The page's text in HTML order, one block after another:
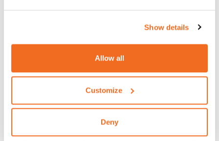
Show details
Allow all
Customize
Deny
CONÇUE POUR LES TRÉFILERIES